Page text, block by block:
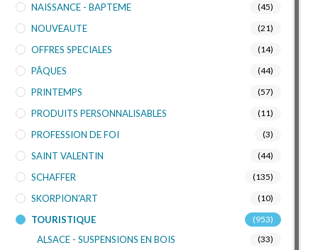
NAISSANCE - BAPTEME (45)
NOUVEAUTE (21)
OFFRES SPECIALES (14)
PÂQUES (44)
PRINTEMPS (57)
PRODUITS PERSONNALISABLES (11)
PROFESSION DE FOI (3)
SAINT VALENTIN (44)
SCHAFFER (135)
SKORPION'ART (10)
TOURISTIQUE (953)
ALSACE - SUSPENSIONS EN BOIS (33)